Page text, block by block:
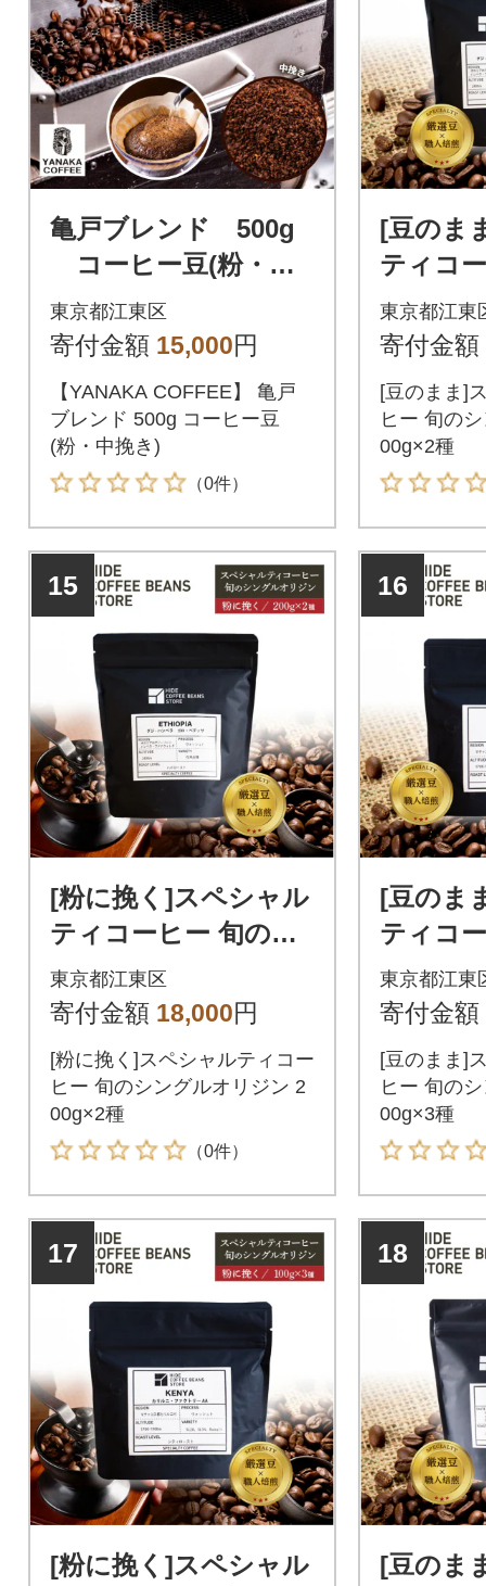
亀戸ブレンド 500g
コーヒー豆(粉・中
挽き) 【kt071-002】
東京都江東区
寄付金額 15,000円
【YANAKA COFFEE】 亀戸
ブレンド 500g コーヒー豆
(粉・中挽き)
（0件）
[豆のま
ティコ
ングル
×2種【
東京都江東
寄付金額
[豆のまま]
ヒー 旬の
00g×2種
15
[粉に挽く]スペシャル
ティコーヒー 旬のシ
ングルオリジン 200g
×2種【kt054-005-2】
東京都江東区
寄付金額 18,000円
[粉に挽く]スペシャルティコー
ヒー 旬のシングルオリジン 2
00g×2種
（0件）
16
[豆のま
ティコ
ングル
×3種【
東京都江東
寄付金額
[豆のまま]
ヒー 旬の
00g×3種
17
[粉に挽く]スペシャル
18
[豆のま